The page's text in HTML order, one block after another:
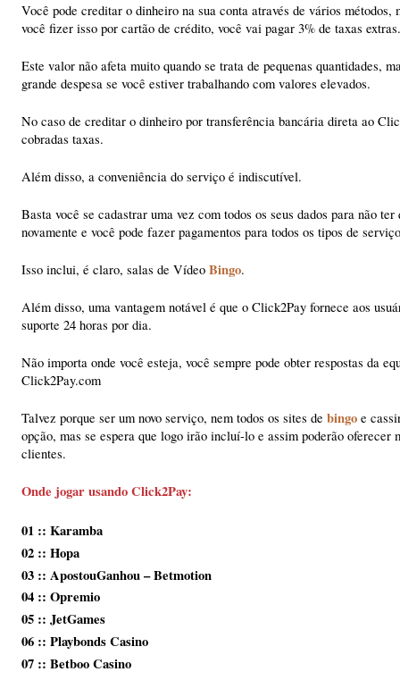
Você pode creditar o dinheiro na sua conta através de vários métodos,
você fizer isso por cartão de crédito, você vai pagar 3% de taxas extras.
Este valor não afeta muito quando se trata de pequenas quantidades,
grande despesa se você estiver trabalhando com valores elevados.
No caso de creditar o dinheiro por transferência bancária direta ao
cobradas taxas.
Além disso, a conveniência do serviço é indiscutível.
Basta você se cadastrar uma vez com todos os seus dados para não
novamente e você pode fazer pagamentos para todos os tipos de
Isso inclui, é claro, salas de Vídeo Bingo.
Além disso, uma vantagem notável é que o Click2Pay fornece aos
suporte 24 horas por dia.
Não importa onde você esteja, você sempre pode obter respostas da
Click2Pay.com
Talvez porque ser um novo serviço, nem todos os sites de bingo e
opção, mas se espera que logo irão incluí-lo e assim poderão oferecer
clientes.
Onde jogar usando Click2Pay:
01 :: Karamba
02 :: Hopa
03 :: ApostouGanhou – Betmotion
04 :: Opremio
05 :: JetGames
06 :: Playbonds Casino
07 :: Betboo Casino